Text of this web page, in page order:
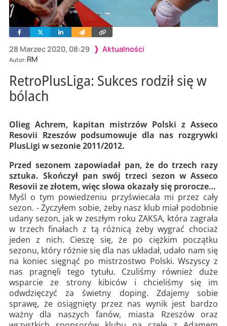
28 Marzec 2020, 08:29 Aktualności
Autor: RM
FacebookTwitterLinkedinWyślij
e-
Skopiuj
link
RetroPlusLiga: Sukces rodził się w
bólach
Olieg Achrem, kapitan mistrzów Polski z Asseco
Resovii Rzeszów podsumowuje dla nas rozgrywki
PlusLigi w sezonie 2011/2012.
Przed sezonem zapowiadał pan, że do trzech razy
sztuka. Skończył pan swój trzeci sezon w Asseco
Resovii ze złotem, więc słowa okazały się prorocze…
Myśl o tym powiedzeniu przyświecała mi przez cały
sezon. - Życzyłem sobie, żeby nasz klub miał podobnie
udany sezon, jak w zeszłym roku ZAKSA, która zagrała
w trzech finałach z tą różnicą żeby wygrać chociaż
jeden z nich. Cieszę się, że po ciężkim początku
sezonu, który różnie się dla nas układał, udało nam się
na koniec sięgnąć po mistrzostwo Polski. Wszyscy z
nas pragnęli tego tytułu. Czuliśmy również duże
wsparcie ze strony kibiców i chcieliśmy się im
odwdzięczyć za świetny doping. Zdajemy sobie
sprawę, że osiągnięty przez nas wynik jest bardzo
ważny dla naszych fanów, miasta Rzeszów oraz